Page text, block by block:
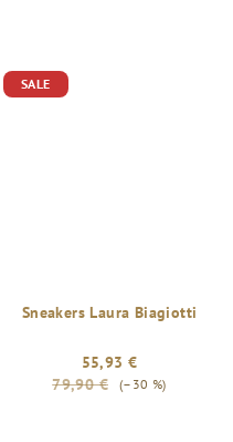
SALE
Sneakers Laura Biagiotti
55,93 €
79,90 €
(–30 %)